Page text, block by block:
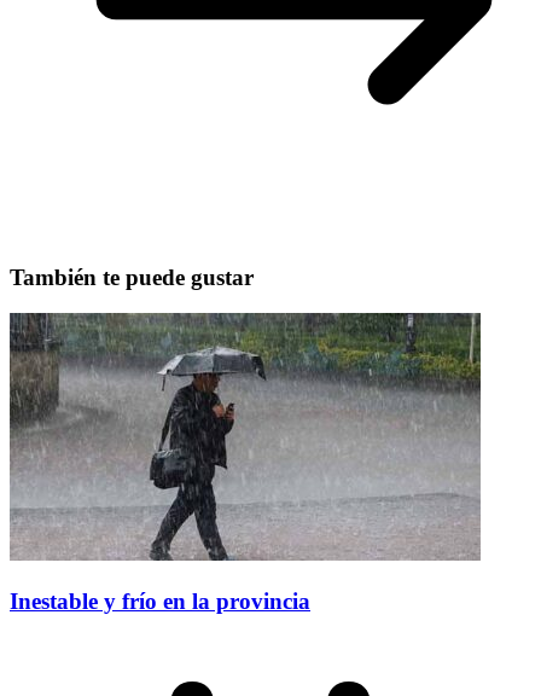
También te puede gustar
Inestable y frío en la provincia